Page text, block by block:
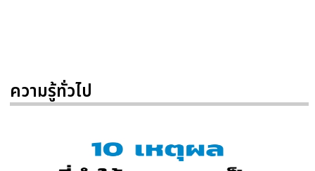
ความรู้ทั่วไป